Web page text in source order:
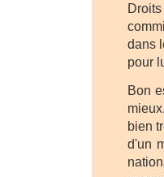
dans
pour
Bon
bien
d'un